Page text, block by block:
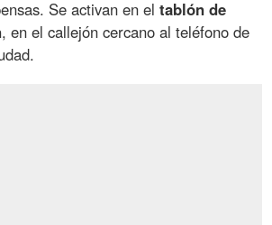
Se activan en eltablón de
, en el callejón cercano al teléfono de